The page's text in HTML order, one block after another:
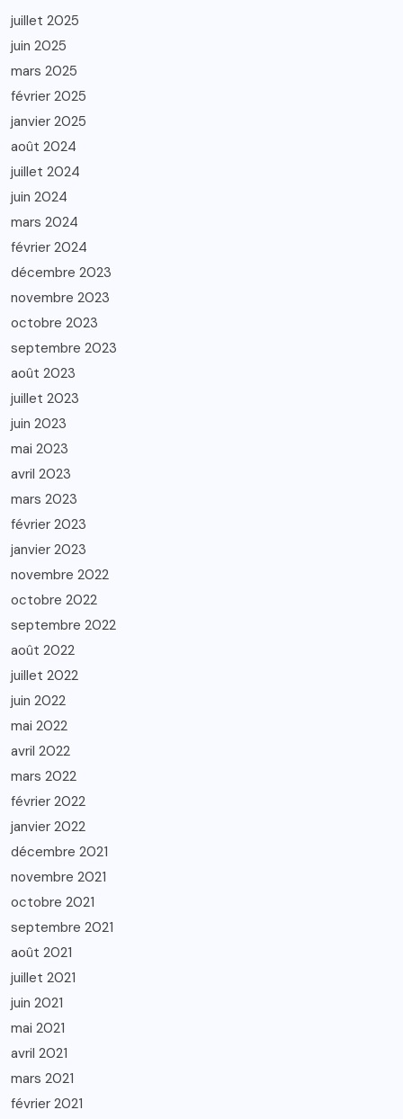
juillet 2025
juin 2025
mars 2025
février 2025
janvier 2025
août 2024
juillet 2024
juin 2024
mars 2024
février 2024
décembre 2023
novembre 2023
octobre 2023
septembre 2023
août 2023
juillet 2023
juin 2023
mai 2023
avril 2023
mars 2023
février 2023
janvier 2023
novembre 2022
octobre 2022
septembre 2022
août 2022
juillet 2022
juin 2022
mai 2022
avril 2022
mars 2022
février 2022
janvier 2022
décembre 2021
novembre 2021
octobre 2021
septembre 2021
août 2021
juillet 2021
juin 2021
mai 2021
avril 2021
mars 2021
février 2021